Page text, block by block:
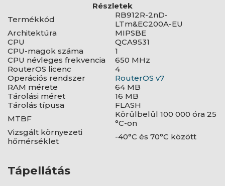
Részletek
Termékkód
RB912R-2nD-
LTm&EC200A-EU
Architektúra
MIPSBE
CPU
QCA9531
CPU-magok száma
1
CPU névleges frekvencia
650 MHz
RouterOS licenc
4
Operációs rendszer
RouterOS v7
RAM mérete
64 MB
Tárolási méret
16 MB
Tárolás típusa
FLASH
MTBF
Körülbelül 100 000 óra 25
°C-on
Vizsgált környezeti
hőmérséklet
-40°C és 70°C között
Tápellátás